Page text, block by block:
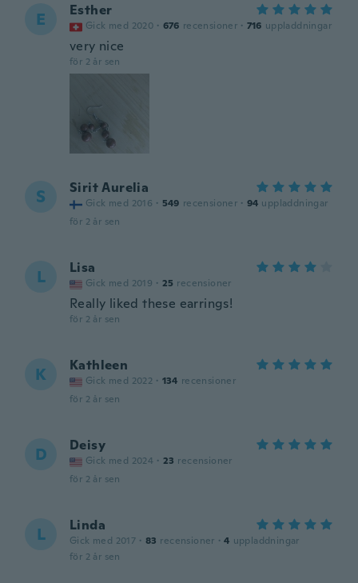
E Esther
Gick med 2020 · 676 recensioner · 716 uppladdningar
very nice
för 2 år sen
S Sirit Aurelia
Gick med 2016 · 549 recensioner · 94 uppladdningar
för 2 år sen
L Lisa
Gick med 2019 · 25 recensioner
Really liked these earrings!
för 2 år sen
K Kathleen
Gick med 2022 · 134 recensioner
för 2 år sen
D Deisy
Gick med 2024 · 23 recensioner
för 2 år sen
L Linda
Gick med 2017 · 83 recensioner · 4 uppladdningar
för 2 år sen